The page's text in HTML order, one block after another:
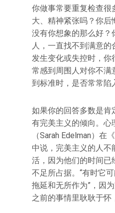
你做事常要重复检查很
大、精神紧张吗？你
没有你想象的那么好？
人，一直找不到满意
发生变化或失控时，你
常感到周围人对你不满
到标准时，是否常常陷
如果你的回答多数是肯
有完美主义的倾向。心
（Sarah Edelman）在
中说，完美主义的人不
活，因为他们的时间已
不足所占据。“有时它
拖延和无所作为”，因
之前的事情里耿耿于怀